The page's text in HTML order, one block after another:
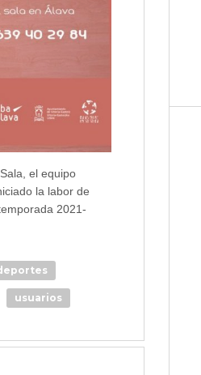
el equipo
la labor de
2021-
usuarios